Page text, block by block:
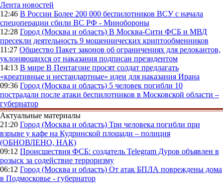
Лента новостей
12:46 В России Более 200 000 беспилотников ВСУ с начала
спецоперации сбили ВС РФ - Минобороны
12:28 Город (Москва и область) В Москва-Сити ФСБ и МВД
пресекли деятельность 9 мошеннических криптообменников
11:27 Общество Пакет законов об ограничениях для релокантов,
уклоняющихся от наказания подписан президентом
14:13 В мире В Пентагоне просят солдат предлагать
«креативные и нестандартные» идеи для наказания Ирана
09:36 Город (Москва и область) 5 человек погибли 10
пострадали после атаки беспилотников в Московской области –
губернатор
Актуальные материалы
21:20 Город (Москва и область) Три человека погибли при
взрыве у кафе на Кудринской площади – полиция
(ОБНОВЛЕНО, НАК)
09:12 Происшествия ФСБ: создатель Telegram Дуров объявлен в
розыск за содействие терроризму
06:12 Город (Москва и область) От атак БПЛА повреждены дома
в Подмосковье - губернатор